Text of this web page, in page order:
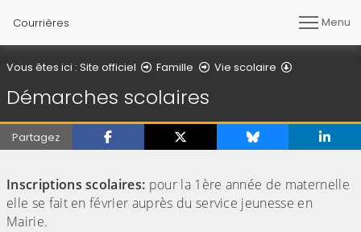
Courrières Menu
Vous êtes ici : Site officiel Famille Vie scolaire
Démarches scolaires
Partagez
Inscriptions scolaires: pour la 1ère année de maternelle
elle se fait en février auprès du service jeunesse en
Mairie.